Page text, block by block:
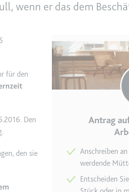
das Gerät und das Verhalten des
hinweg.
der Website zu messen, indem
Websites hinweg gesammelt
wenn er das dem
für den
Den
den sie
Antrag
Anschreiben
werdende
Entscheiden